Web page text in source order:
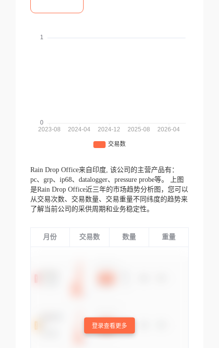
Rain Drop Office来自印度, 该公司的主营产品有：
pc、grp、ip68、datalogger、pressure probe等。
上图
是Rain Drop Office近三年的市场趋势分析图，您可以
从交易次数、交易数量、交易重量不同纬度的趋势来
了解当前公司的采供周期和业务稳定性。
月份 交易数 数量 重量
登录查看更多